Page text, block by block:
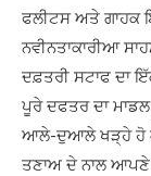
ਫਲੀਟਸ ਅਤੇ ਗਾਹਕ
ਨਵੀਨਤਾਕਾਰੀਆ
ਦਫ਼ਤਰੀ ਸਟਾਫ ਦਾ
ਪੂਰੇ ਦਫਤਰ ਦਾ
ਆਲੇ-ਦੁਆਲੇ ਖੜ੍ਹੇ ਹੋ ਕੇ
ਤਣਾਅ ਦੇ ਨਾਲ ਆਪਣੇ